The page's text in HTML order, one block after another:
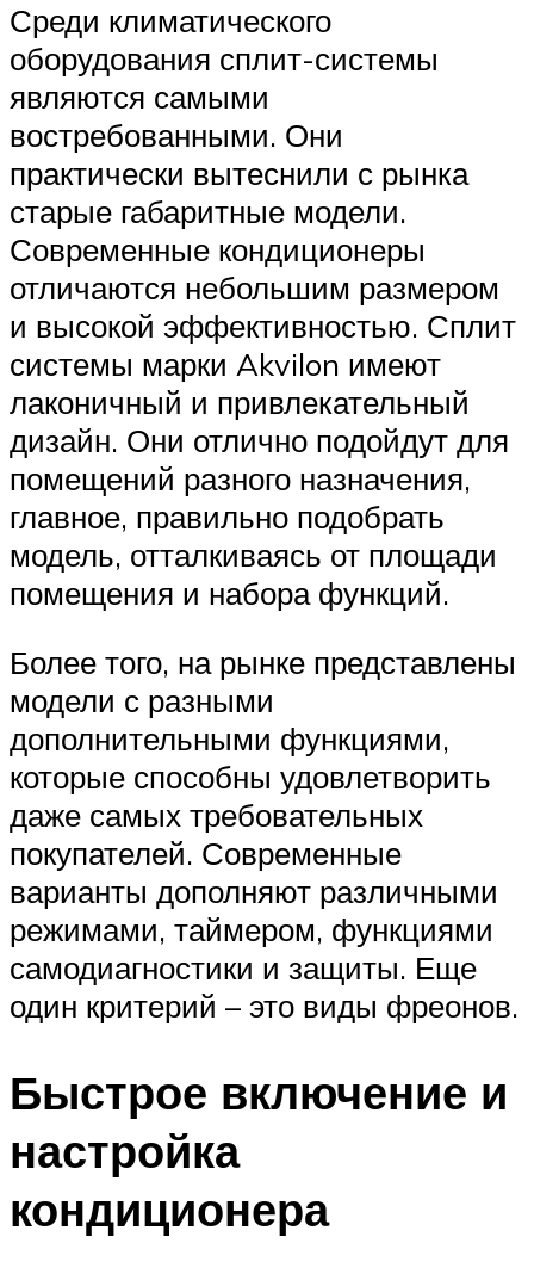
Среди климатического
оборудования сплит-системы
являются самыми
востребованными. Они
практически вытеснили с рынка
старые габаритные модели.
Современные кондиционеры
отличаются небольшим размером
и высокой эффективностью. Сплит
системы марки Akvilon имеют
лаконичный и привлекательный
дизайн. Они отлично подойдут для
помещений разного назначения,
главное, правильно подобрать
модель, отталкиваясь от площади
помещения и набора функций.
Более того, на рынке представлены
модели с разными
дополнительными функциями,
которые способны удовлетворить
даже самых требовательных
покупателей. Современные
варианты дополняют различными
режимами, таймером, функциями
самодиагностики и защиты. Еще
один критерий – это виды фреонов.
Быстрое включение и
настройка
кондиционера